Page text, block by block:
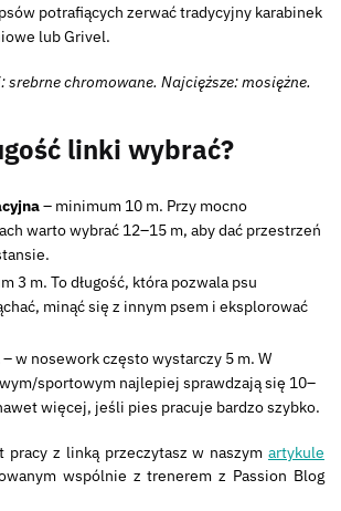
potrafiących zerwać tradycyjny karabinek
lub Grivel.
chromowane. Najcięższe: mosiężne.
linki wybrać?
– minimum 10 m. Przy mocno
warto wybrać 12–15 m, aby dać przestrzeń
3 m. To długość, która pozwala psu
minąć się z innym psem i eksplorować
– w nosework często wystarczy 5 m. W
sportowym najlepiej sprawdzają się 10–
więcej, jeśli pies pracuje bardzo szybko.
z linką przeczytasz w naszym artykule
wspólnie z trenerem z Passion Blog